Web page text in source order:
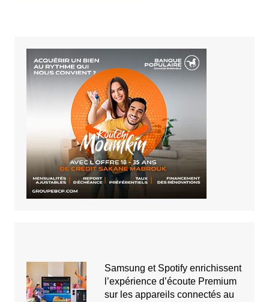
Samsung et Spotify enrichissent
l’expérience d’écoute Premium
sur les appareils connectés au